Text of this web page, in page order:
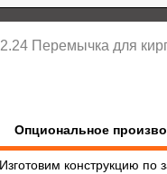
Перемычка для
Изготовим конструкцию по
Опциональное